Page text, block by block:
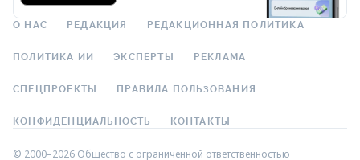
О НАС РЕДАКЦИЯ РЕДАКЦИОННАЯ ПОЛИТИКА
ПОЛИТИКА ИИ ЭКСПЕРТЫ РЕКЛАМА
СПЕЦПРОЕКТЫ ПРАВИЛА ПОЛЬЗОВАНИЯ
КОНФИДЕНЦИАЛЬНОСТЬ КОНТАКТЫ
© 2000–2026 Общество с ограниченной ответственностью